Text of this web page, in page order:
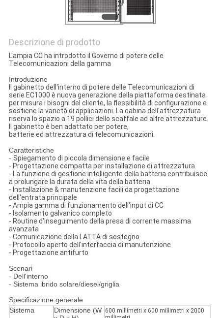
Descrizione di prodotto
L'ampia CC ha introdotto il Governo di potere delle
Telecomunicazioni della gamma
Introduzione
Il gabinetto dell'interno di potere delle Telecomunicazioni di
serie EC1000 è nuova generazione della piattaforma destinata
per misura i bisogni del cliente, la flessibilità di configurazione e
sostiene la varietà di applicazioni. La cabina dell'attrezzatura
riserva lo spazio a 19 pollici dello scaffale ad altre attrezzature.
Il gabinetto è ben adattato per potere,
batterie ed attrezzatura di telecomunicazioni.
Caratteristiche
- Spiegamento di piccola dimensione e facile
- Progettazione compatta per installazione di attrezzatura
- La funzione di gestione intelligente della batteria contribuisce
a prolungare la durata della vita della batteria
- Installazione & manutenzione facili da progettazione
dell'entrata principale
- Ampia gamma di funzionamento dell'input di CC
- Isolamento galvanico completo
- Routine d'inseguimento della presa di corrente massima
avanzata
- Comunicazione della LATTA di sostegno
- Protocollo aperto dell'interfaccia di manutenzione
- Progettazione antifurto
Scenari
- Dell'interno
- Sistema ibrido solare/diesel/griglia
Specificazione generale
Sistema
Dimensione (W 600 millimetri x 600 millimetri x 2000